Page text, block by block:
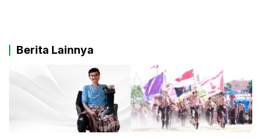
Berita Lainnya